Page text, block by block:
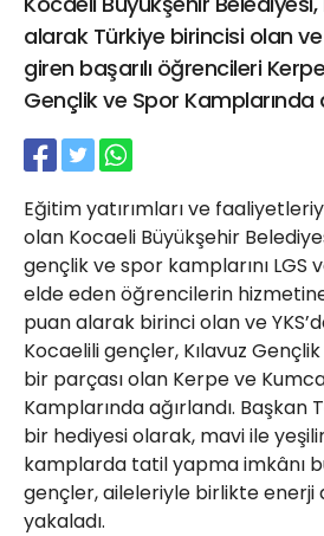
alarak Türkiye birincisi olan ve
giren başarılı öğrencileri
Gençlik ve Spor Kamplarında
Eğitim yatırımları ve
olan Kocaeli Büyükşehir
gençlik ve spor kamplarını LGS
elde eden öğrencilerin
puan alarak birinci olan ve
Kocaelili gençler, Kılavuz
bir parçası olan Kerpe ve
Kamplarında ağırlandı. Başkan
bir hediyesi olarak, mavi ile
kamplarda tatil yapma imkânı
gençler, aileleriyle birlikte enerji
yakaladı.
21 Gölcük